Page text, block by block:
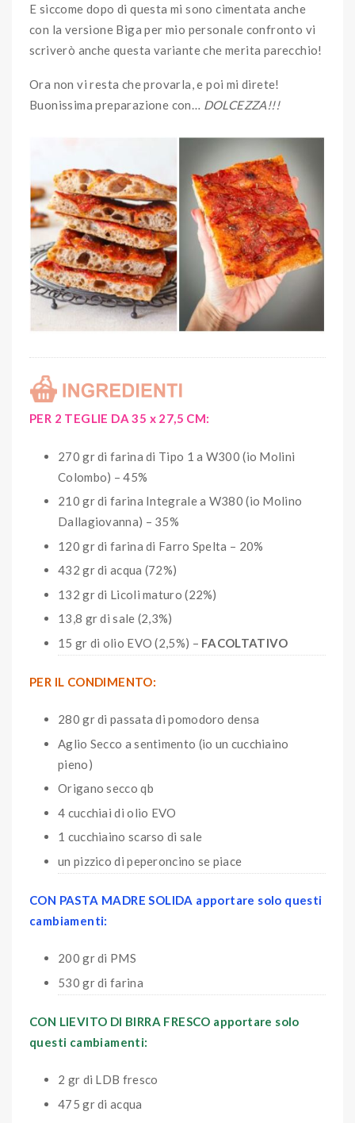
E siccome dopo di questa mi sono cimentata anche
con la versione Biga per mio personale confronto vi
scriverò anche questa variante che merita parecchio!
Ora non vi resta che provarla, e poi mi direte!
Buonissima preparazione con… DOLCEZZA!!!
PER 2 TEGLIE DA 35 x 27,5 CM:
270 gr di farina di Tipo 1 a W300 (io Molini
Colombo) – 45%
210 gr di farina Integrale a W380 (io Molino
Dallagiovanna) – 35%
120 gr di farina di Farro Spelta – 20%
432 gr di acqua (72%)
132 gr di Licoli maturo (22%)
13,8 gr di sale (2,3%)
15 gr di olio EVO (2,5%) – FACOLTATIVO
PER IL CONDIMENTO:
280 gr di passata di pomodoro densa
Aglio Secco a sentimento (io un cucchiaino
pieno)
Origano secco qb
4 cucchiai di olio EVO
1 cucchiaino scarso di sale
un pizzico di peperoncino se piace
CON PASTA MADRE SOLIDA apportare solo questi
cambiamenti:
200 gr di PMS
530 gr di farina
CON LIEVITO DI BIRRA FRESCO apportare solo
questi cambiamenti:
2 gr di LDB fresco
475 gr di acqua